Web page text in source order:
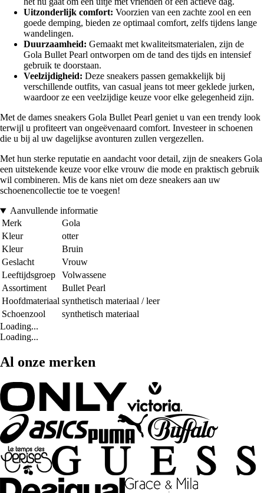
Uitzonderlijk comfort: Voorzien van een zachte zool en een
goede demping, bieden ze optimaal comfort, zelfs tijdens lange
wandelingen.
Duurzaamheid: Gemaakt met kwaliteitsmaterialen, zijn de
Gola Bullet Pearl ontworpen om de tand des tijds en intensief
gebruik te doorstaan.
Veelzijdigheid: Deze sneakers passen gemakkelijk bij
verschillende outfits, van casual jeans tot meer geklede jurken,
waardoor ze een veelzijdige keuze voor elke gelegenheid zijn.
Met de dames sneakers Gola Bullet Pearl geniet u van een trendy look
terwijl u profiteert van ongeëvenaard comfort. Investeer in schoenen
die u bij al uw dagelijkse avonturen zullen vergezellen.
Met hun sterke reputatie en aandacht voor detail, zijn de sneakers Gola
een uitstekende keuze voor elke vrouw die mode en praktisch gebruik
wil combineren. Mis de kans niet om deze sneakers aan uw
schoenencollectie toe te voegen!
Aanvullende informatie
Merk
Gola
Kleur
otter
Kleur
Bruin
Geslacht
Vrouw
Leeftijdsgroep
Volwassene
Assortiment
Bullet Pearl
Hoofdmateriaal synthetisch materiaal / leer
Schoenzool
synthetisch materiaal
Loading...
Loading...
Al onze merken